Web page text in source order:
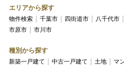
エリアから探す
物件検索 千葉市 四街道市 八千代市
市原市
市川市
種別から探す
新築一戸建て 中古一戸建て 土地 マ